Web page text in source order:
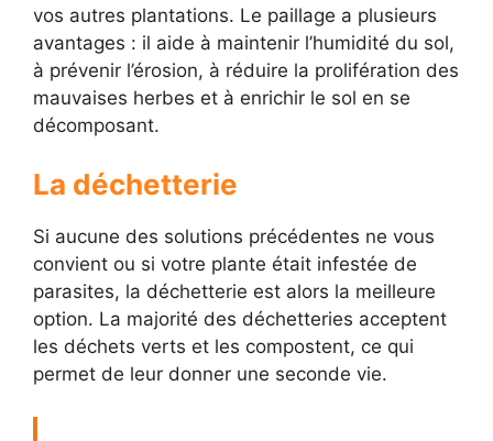
vos autres plantations. Le paillage a plusieurs
avantages : il aide à maintenir l’humidité du sol,
à prévenir l’érosion, à réduire la prolifération des
mauvaises herbes et à enrichir le sol en se
décomposant.
La déchetterie
Si aucune des solutions précédentes ne vous
convient ou si votre plante était infestée de
parasites, la déchetterie est alors la meilleure
option. La majorité des déchetteries acceptent
les déchets verts et les compostent, ce qui
permet de leur donner une seconde vie.